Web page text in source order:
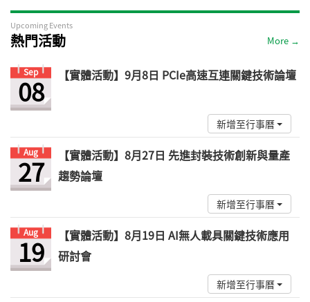
Upcoming Events
熱門活動 More →
Sep
08 【實體活動】9月8日 PCIe高速互連關鍵技術論壇
新增至行事曆
Aug
27
【實體活動】8月27日 先進封裝技術創新與量產
趨勢論壇
新增至行事曆
Aug
19
【實體活動】8月19日 AI無人載具關鍵技術應用
研討會
新增至行事曆